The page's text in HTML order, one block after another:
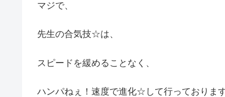
マジで、
先生の合気技☆は、
スピードを緩めることなく、
ハンパねぇ！速度で進化☆して行っておりま